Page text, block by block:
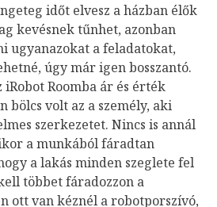
időt elvesz a házban élők
kevésnek tűnhet, azonban
ugyanazokat a feladatokat,
úgy már igen bosszantó.
Roomba ár és érték
bölcs volt az a személy, aki
szerkezetet. Nincs is annál
a munkából fáradtan
a lakás minden szeglete fel
többet fáradozzon a
ott van kéznél a robotporszívó,